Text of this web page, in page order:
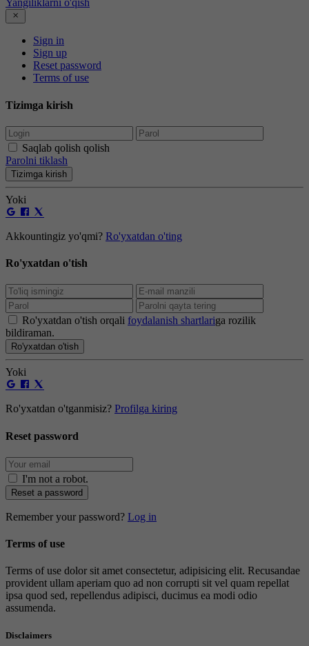
Yangiliklarni o'qish
Sign in
Sign up
Reset password
Terms of use
Tizimga kirish
Saqlab qolish qolish
Parolni tiklash
Tizimga kirish
Yoki
Akkountingiz yo'qmi? Ro'yxatdan o'ting
Ro'yxatdan o'tish
Ro'yxatdan o'tish orqali foydalanish shartlariga rozilik
bildiraman.
Ro'yxatdan o'tish
Yoki
Ro'yxatdan o'tganmisiz? Profilga kiring
Reset password
I'm not a robot.
Reset a password
Remember your password? Log in
Terms of use
Terms of use dolor sit amet consectetur, adipisicing elit. Recusandae
provident ullam aperiam quo ad non corrupti sit vel quam repellat
ipsa quod sed, repellendus adipisci, ducimus ea modi odio
assumenda.
Disclaimers